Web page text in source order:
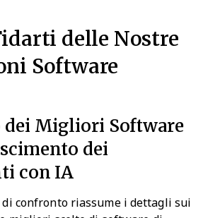
delle Nostre
Software
dei Migliori Software
dei
con IA
confronto riassume i dettagli sui